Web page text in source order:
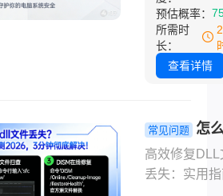
选5种零成本
险的官方修
案，附详细
骤。收藏本
无需花一分
是否常被
件缺失”弹窗
这不仅影响
行，还可能
借智能修复
无需技术基
即可快速解
么360安全卫
预估概率：
所需时
长：
查看详情
常见问题 怎
dll文件丢失
安全有效方
高效修复DLL
丢失：实用